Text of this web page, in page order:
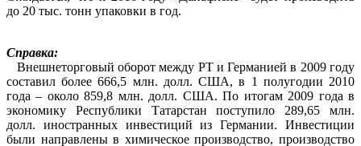
до 20 тыс. тонн упаковки в год.
Справка:
Внешнеторговый оборот между РТ и Германией в 2009 году
составил более 666,5 млн. долл. США, в 1 полугодии 2010
года – около 859,8 млн. долл. США. По итогам 2009 года в
экономику Республики Татарстан поступило 289,65 млн.
долл. иностранных инвестиций из Германии. Инвестиции
были направлены в химическое производство, производство